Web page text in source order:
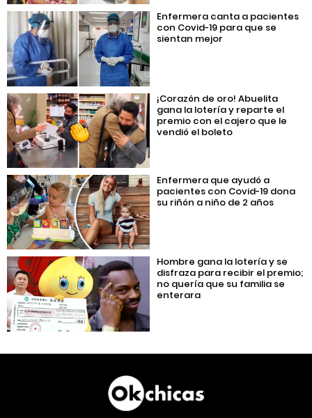
Enfermera canta a pacientes
con Covid-19 para que se
sientan mejor
¡Corazón de oro! Abuelita
gana la lotería y reparte el
premio con el cajero que le
vendió el boleto
Enfermera que ayudó a
pacientes con Covid-19 dona
su riñón a niño de 2 años
Hombre gana la lotería y se
disfraza para recibir el premio;
no quería que su familia se
enterara